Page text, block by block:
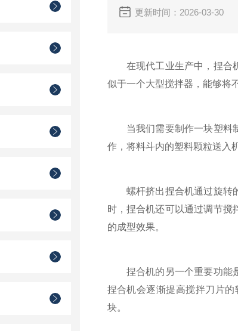
更新时间：2026-03-30
在现代工业生产中，捏合机
似于一个大型搅拌器，能够将
当我们需要制作一块塑料制
作，将料斗内的塑料颗粒送入
螺杆挤出捏合机通过旋转的
时，捏合机还可以通过调节搅
的成型效果。
捏合机的另一个重要功能是
捏合机会逐渐提高搅拌刀片
块。